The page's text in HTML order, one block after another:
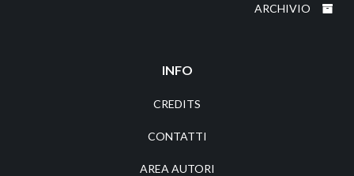
ARCHIVIO
INFO
CREDITS
CONTATTI
AREA AUTORI